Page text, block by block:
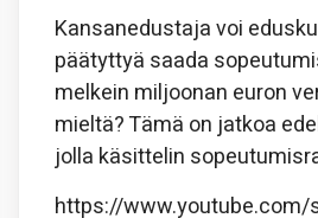
Kansanedustaja voi
päätyttyä saada
melkein miljoonan euron
mieltä? Tämä on jatkoa
jolla käsittelin
https://www.youtube.com/